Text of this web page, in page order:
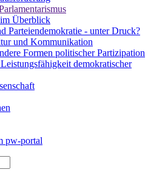
Überblick
Parteiendemokratie - unter Druck?
und Kommunikation
Formen politischer Partizipation
demokratischer
pw-portal